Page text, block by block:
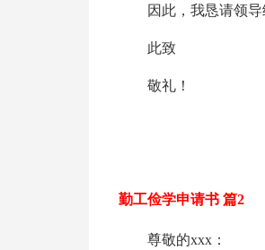
因此，我恳请领
此致
敬礼！
勤工俭学申请书 篇2
尊敬的xxx：